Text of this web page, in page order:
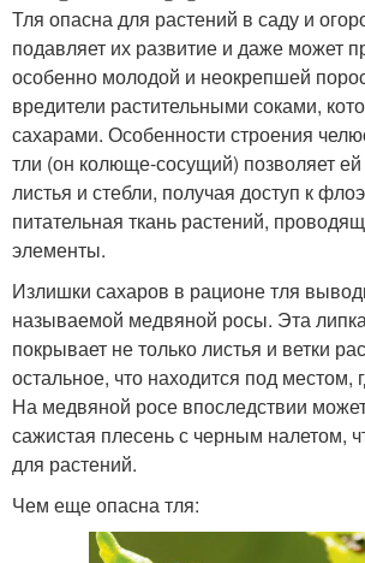
Тля опасна для растений в саду и
подавляет их развитие и даже может
особенно молодой и неокрепшей
вредители растительными соками,
сахарами. Особенности строения
тли (он колюще-сосущий) позволяет
листья и стебли, получая доступ к
питательная ткань растений,
элементы.
Излишки сахаров в рационе тля
называемой медвяной росы. Эта
покрывает не только листья и ветки
остальное, что находится под местом,
На медвяной росе впоследствии
сажистая плесень с черным налетом,
для растений.
Чем еще опасна тля: